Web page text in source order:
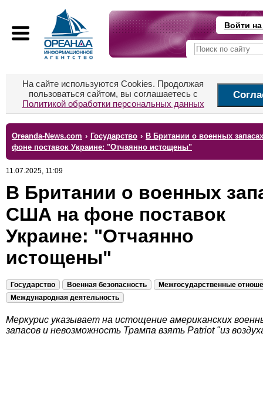
Войти
На сайте используются Cookies. Продолжая
пользоваться сайтом, вы соглашаетесь с
Политикой обработки персональных данных
Oreanda-News.com › Государство › В Британии о военных
фоне поставок Украине: "Отчаянно истощены"
11.07.2025, 11:09
В Британии о военных
США на фоне поставок
Украине: "Отчаянно
истощены"
Государство Военная безопасность
Межгосударственные
Международная деятельность
Меркурис указывает на истощение американских
запасов и невозможность Трампа взять Patriot "из